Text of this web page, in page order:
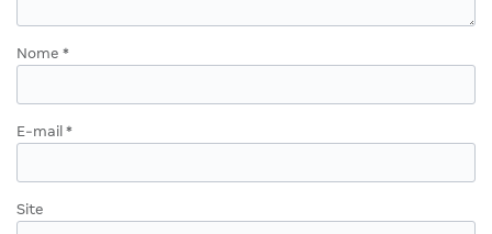
Nome *
E-mail *
Site